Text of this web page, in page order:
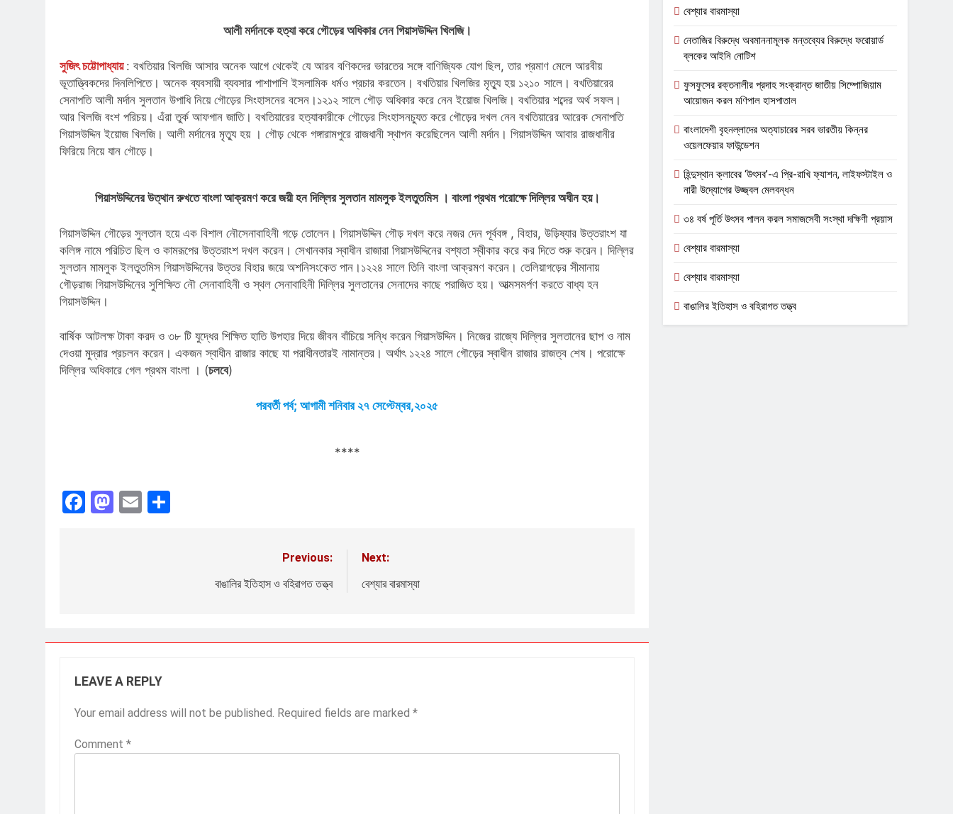
আলী মর্দানকে হত্যা করে গৌড়ের অধিকার নেন গিয়াসউদ্দিন খিলজি।
সুজিৎ চট্টোপাধ্যায় : বখতিয়ার খিলজি আসার অনেক আগে থেকেই যে আরব বণিকদের ভারতের সঙ্গে বাণিজ্যিক যোগ ছিল, তার প্রমাণ মেলে আরবীয়
ভূতাত্ত্বিকদের দিনলিপিতে। অনেক ব্যবসায়ী ব্যবসার পাশাপাশি ইসলামিক ধর্মও প্রচার করতেন। বখতিয়ার খিলজির মৃত্যু হয় ১২১০ সালে। বখতিয়ারের
সেনাপতি আলী মর্দান সুলতান উপাধি নিয়ে গৌড়ের সিংহাসনের বসেন।১২১২ সালে গৌড় অধিকার করে নেন ইয়োজ খিলজি। বখতিয়ার শব্দের অর্থ সফল।
আর খিলজি বংশ পরিচয়। এঁরা তুর্ক আফগান জাতি। বখতিয়ারের হত্যাকারীকে গৌড়ের সিংহাসনচ্যুত করে গৌড়ের দখল নেন বখতিয়ারের আরেক সেনাপতি
গিয়াসউদ্দিন ইয়োজ খিলজি। আলী মর্দানের মৃত্যু হয় । গৌড় থেকে গঙ্গারামপুরে রাজধানী স্থাপন করেছিলেন আলী মর্দান। গিয়াসউদ্দিন আবার রাজধানীর
ফিরিয়ে নিয়ে যান গৌড়ে।
গিয়াসউদ্দিনের উত্থান রুখতে বাংলা আক্রমণ করে জয়ী হন দিল্লির সুলতান মামলুক ইলতুতমিস । বাংলা প্রথম পরোক্ষে দিল্লির অধীন হয়।
গিয়াসউদ্দিন গৌড়ের সুলতান হয়ে এক বিশাল নৌসেনাবাহিনী গড়ে তোলেন। গিয়াসউদ্দিন গৌড় দখল করে নজর দেন পূর্ববঙ্গ , বিহার, উড়িষ্যার উত্তরাংশ যা
কলিঙ্গ নামে পরিচিত ছিল ও কামরূপের উত্তরাংশ দখল করেন। সেখানকার স্বাধীন রাজারা গিয়াসউদ্দিনের বশ্যতা স্বীকার করে কর দিতে শুরু করেন। দিল্লির
সুলতান মামলুক ইলতুতমিস গিয়াসউদ্দিনের উত্তর বিহার জয়ে অশনিসংকেত পান।১২২৪ সালে তিনি বাংলা আক্রমণ করেন। তেলিয়াগড়ের সীমানায়
গৌড়রাজ গিয়াসউদ্দিনের সুশিক্ষিত নৌ সেনাবাহিনী ও স্থল সেনাবাহিনী দিল্লির সুলতানের সেনাদের কাছে পরাজিত হয়। আত্মসমর্পণ করতে বাধ্য হন
গিয়াসউদ্দিন।
বার্ষিক আটলক্ষ টাকা করদ ও ৩৮ টি যুদ্ধের শিক্ষিত হাতি উপহার দিয়ে জীবন বাঁচিয়ে সন্ধি করেন গিয়াসউদ্দিন। নিজের রাজ্যে দিল্লির সুলতানের ছাপ ও নাম
দেওয়া মুদ্রার প্রচলন করেন। একজন স্বাধীন রাজার কাছে যা পরাধীনতারই নামান্তর। অর্থাৎ ১২২৪ সালে গৌড়ের স্বাধীন রাজার রাজত্ব শেষ। পরোক্ষে
দিল্লির অধিকারে গেল প্রথম বাংলা । (চলবে)
পরবর্তী পর্ব; আগামী শনিবার ২৭ সেপ্টেম্বর,২০২৫
****
Facebook
Mastodon
Email
Previous:
বাঙালির ইতিহাস ও বহিরাগত তত্ত্ব
Next:
বেশ্যার বারমাস্যা
LEAVE A REPLY
Your email address will not be published. Required fields are marked *
Comment *
বেশ্যার বারমাস্যা
নেতাজির বিরুদ্ধে অবমাননামূলক মন্তব্যের বিরুদ্ধে ফরোয়ার্ড
ব্লকের আইনি নোটিশ
ফুসফুসের রক্তনালীর প্রদাহ সংক্রান্ত জাতীয় সিম্পোজিয়াম
আয়োজন করল মণিপাল হাসপাতাল
বাংলাদেশী বৃহনল্লাদের অত্যাচারের সরব ভারতীয় কিন্নর
ওয়েলফেয়ার ফাউন্ডেশন
হিন্দুস্থান ক্লাবের ‘উৎসব’-এ প্রি-রাখি ফ্যাশন, লাইফস্টাইল ও
নারী উদ্যোগের উজ্জ্বল মেলবন্ধন
৩৪ বর্ষ পূর্তি উৎসব পালন করল সমাজসেবী সংস্থা দক্ষিণী প্রয়াস
বেশ্যার বারমাস্যা
বেশ্যার বারমাস্যা
বাঙালির ইতিহাস ও বহিরাগত তত্ত্ব